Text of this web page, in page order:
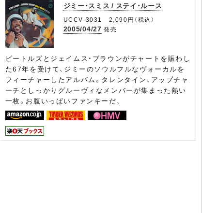
ジミー・スミス / ステイ・ルース
UCCV-3031 2,090円（税込）
2005/04/27 発売
ビートルズとジェイムス・ブラウンがチャートを賑わし
た67年を受けて、ジミーのソウルフルなヴォーカルを
フィーチャーしたアルバム。タレンタイン、アップチャ
ーチとしっかりグルーヴィなメンバーが集まった熱い
一枚。お腹いっぱいファンキーだ、